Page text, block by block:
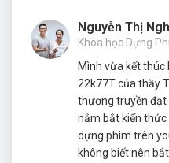
Nguyễn Thị
Khóa học Dựng
Mình vừa kết
22k77T của thầy
thương truyền đạt
nắm bắt kiến
dựng phim trên
không biết nên